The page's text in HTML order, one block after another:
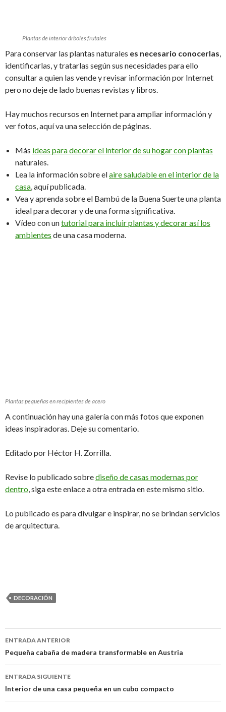
Plantas de interior árboles frutales
Para conservar las plantas naturales es necesario conocerlas
identificarlas, y tratarlas según sus necesidades para ello
consultar a quien las vende y revisar información por Internet
pero no deje de lado buenas revistas y libros.
Hay muchos recursos en Internet para ampliar información y
ver fotos, aquí va una selección de páginas.
Más ideas para decorar el interior de su hogar con plantas
naturales.
Lea la información sobre elaire saludable en el interior de la
casa , aquí publicada.
Vea y aprenda sobre el Bambú de la Buena Suerte una planta
ideal para decorar y de una forma significativa.
Vídeo con untutorial para incluir plantas y decorar así los
ambientes de una casa moderna.
Plantas pequeñas en recipientes de acero
A continuación hay una galería con más fotos que exponen
ideas inspiradoras. Deje su comentario.
Editado por Héctor H. Zorrilla.
Revise lo publicado sobrediseño de casas modernas por
dentro, siga este enlace a otra entrada en este mismo sitio.
Lo publicado es para divulgar e inspirar, no se brindan servicios
de arquitectura.
DECORACIÓN
Navegación
de
entradas
ENTRADA ANTERIOR
Pequeña cabaña de madera transformable en Austria
ENTRADA SIGUIENTE
Interior de una casa pequeña en un cubo compacto